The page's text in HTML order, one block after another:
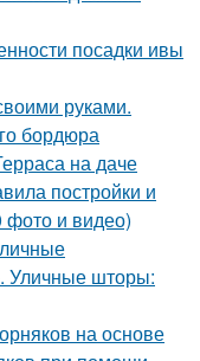
посадки ивы
руками.
бордюра
на даче
постройки и
и видео)
Уличные шторы:
на основе